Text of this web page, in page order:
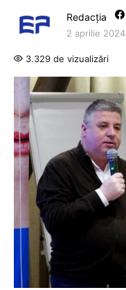
Redacția
2 aprilie 2024
3.329 de vizualizări